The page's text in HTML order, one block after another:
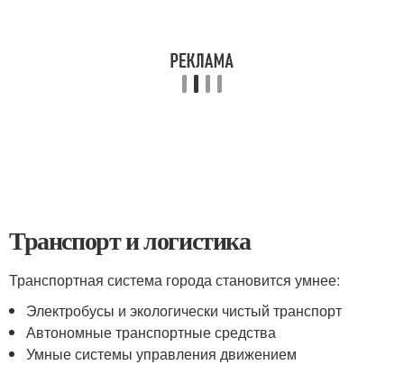
Транспорт и логистика
Транспортная система города становится умнее:
Электробусы и экологически чистый транспорт
Автономные транспортные средства
Умные системы управления движением